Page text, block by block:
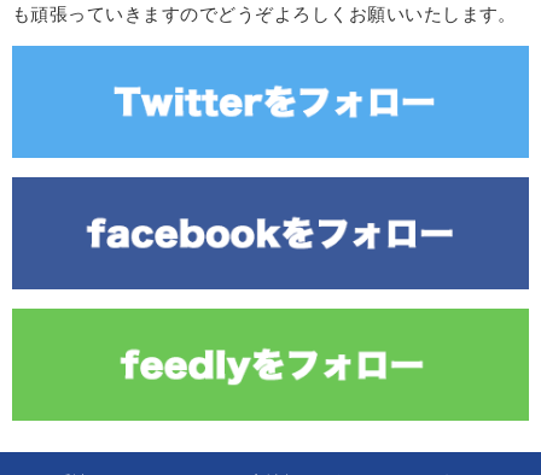
も頑張っていきますのでどうぞよろしくお願いいたします。